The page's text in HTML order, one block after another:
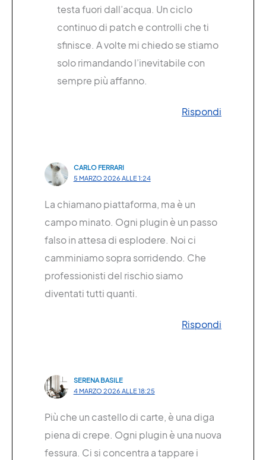
testa fuori dall’acqua. Un ciclo
continuo di patch e controlli che ti
sfinisce. A volte mi chiedo se stiamo
solo rimandando l’inevitabile con
sempre più affanno.
Rispondi
CARLO FERRARI
5 MARZO 2026 ALLE 1:24
La chiamano piattaforma, ma è un
campo minato. Ogni plugin è un passo
falso in attesa di esplodere. Noi ci
camminiamo sopra sorridendo. Che
professionisti del rischio siamo
diventati tutti quanti.
Rispondi
SERENA BASILE
4 MARZO 2026 ALLE 18:25
Più che un castello di carte, è una diga
piena di crepe. Ogni plugin è una nuova
fessura. Ci si concentra a tappare i